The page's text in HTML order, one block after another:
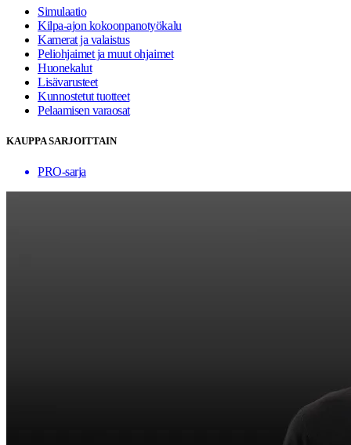
Simulaatio
Kilpa-ajon kokoonpanotyökalu
Kamerat ja valaistus
Peliohjaimet ja muut ohjaimet
Huonekalut
Lisävarusteet
Kunnostetut tuotteet
Pelaamisen varaosat
KAUPPA SARJOITTAIN
PRO-sarja